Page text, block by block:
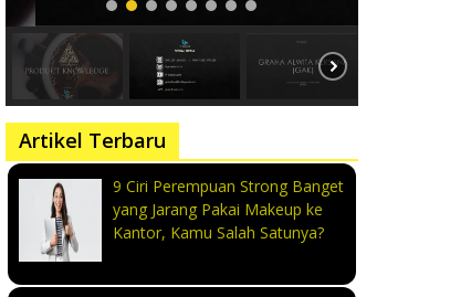
Artikel Terbaru
9 Ciri Perempuan Strong Banget
yang Jarang Pakai Makeup ke
Kantor, Kamu Salah Satunya?